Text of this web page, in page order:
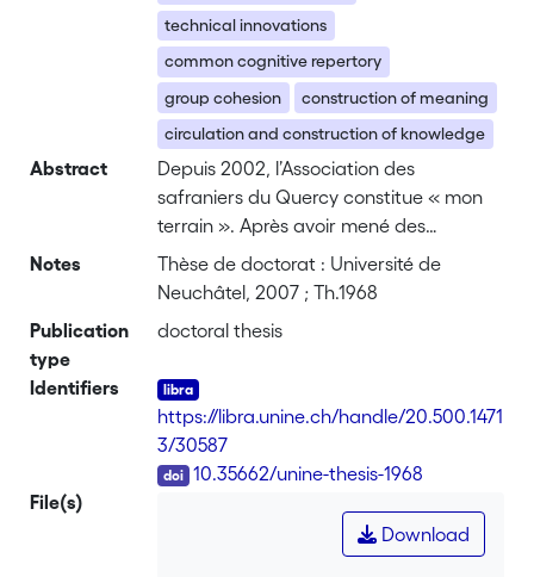
technical innovations
common cognitive repertory
group cohesion
construction of meaning
circulation and construction of knowledge
Abstract
Depuis 2002, l’Association des
safraniers du Quercy constitue « mon
terrain ». Après avoir mené des
recherches ethnohistoriques sur le
safran dans le Quercy, j’ai participé
organisant des voyages en Suisse, au
une semaine chacun entre février et
mars et ont eu lieu respectivement en
2004, 2005 et 2006. Au cours de mon
terrain auprès des producteurs, j’ai donc
été le témoin direct de la constitution et
de l’évolution d’un collectif qui s’est
Notes
Thèse de doctorat : Université de
Neuchâtel, 2007 ; Th.1968
Publication
type
doctoral thesis
Identifiers
https://libra.unine.ch/handle/20.500.1471
3/30587
10.35662/unine-thesis-1968
File(s)
Download